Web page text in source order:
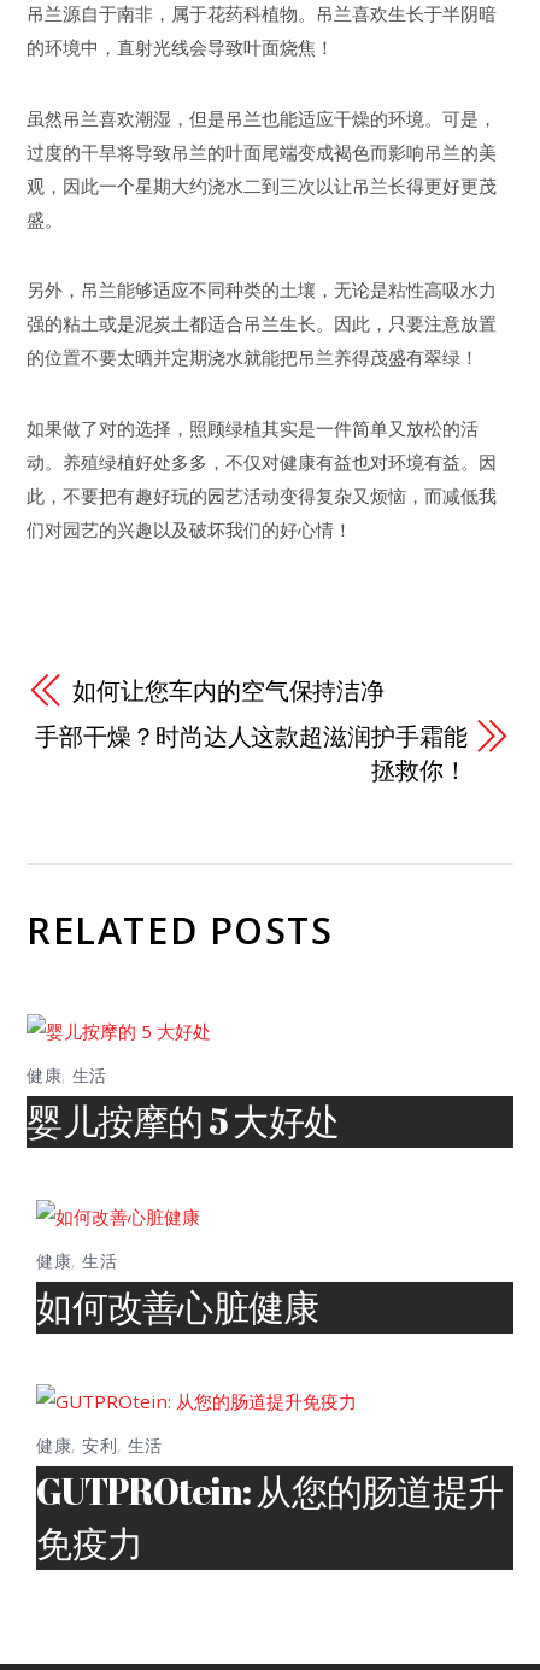
吊兰源自于南非，属于花药科植物。吊兰喜欢生长于半阴暗
的环境中，直射光线会导致叶面烧焦！
虽然吊兰喜欢潮湿，但是吊兰也能适应干燥的环境。可是，
过度的干旱将导致吊兰的叶面尾端变成褐色而影响吊兰的美
观，因此一个星期大约浇水二到三次以让吊兰长得更好更茂
盛。
另外，吊兰能够适应不同种类的土壤，无论是粘性高吸水力
强的粘土或是泥炭土都适合吊兰生长。因此，只要注意放置
的位置不要太晒并定期浇水就能把吊兰养得茂盛有翠绿！
如果做了对的选择，照顾绿植其实是一件简单又放松的活
动。养殖绿植好处多多，不仅对健康有益也对环境有益。因
此，不要把有趣好玩的园艺活动变得复杂又烦恼，而减低我
们对园艺的兴趣以及破坏我们的好心情！
如何让您车内的空气保持洁净
手部干燥？时尚达人这款超滋润护手霜能
拯救你！
RELATED POSTS
健康,生活
婴儿按摩的 5 大好处
健康,生活
如何改善心脏健康
健康,安利, 生活
GUTPROtein: 从您的肠道提升
免疫力